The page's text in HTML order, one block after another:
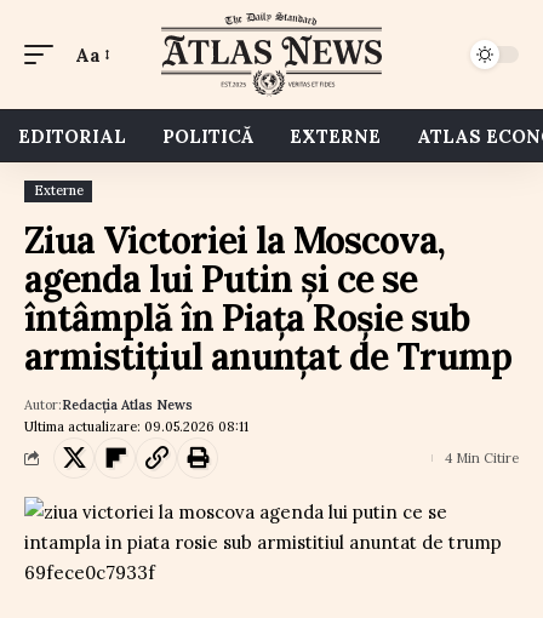
Aa
EDITORIAL POLITICĂ EXTERNE ATLAS
Externe
Ziua Victoriei la Moscova,
agenda lui Putin și ce se
întâmplă în Piața Roșie sub
armistițiul anunțat de Trump
Ultima actualizare: 09.05.2026 08:11
Autor:Redacția Atlas News
4 Min Citire